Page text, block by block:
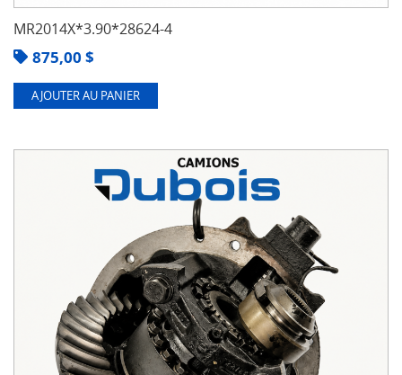
MR2014X*3.90*28624-4
875,00 $
AJOUTER AU PANIER